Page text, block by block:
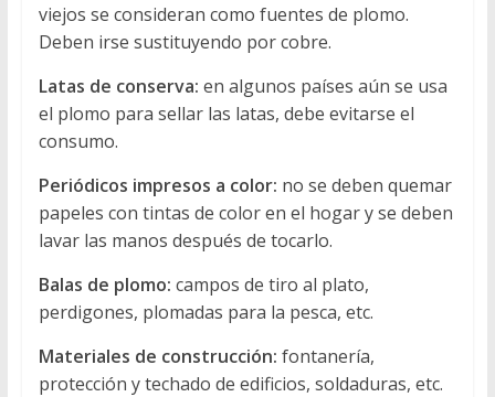
viejos se consideran como fuentes de plomo.
Deben irse sustituyendo por cobre.
Latas de conserva: en algunos países aún se usa
el plomo para sellar las latas, debe evitarse el
consumo.
Periódicos impresos a color: no se deben quemar
papeles con tintas de color en el hogar y se deben
lavar las manos después de tocarlo.
Balas de plomo: campos de tiro al plato,
perdigones, plomadas para la pesca, etc.
Materiales de construcción: fontanería,
protección y techado de edificios, soldaduras, etc.